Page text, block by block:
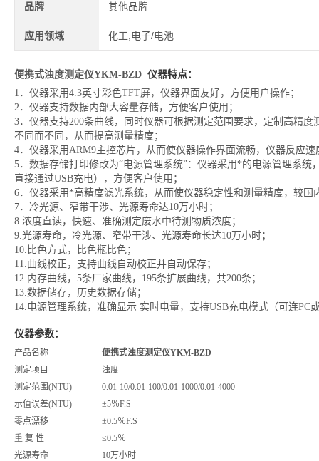
品牌 其他品牌
应用领域 化工,电子/电池
便携式浊度测定仪YKM-BZD 仪器特点：
1．仪器采用4.3英寸彩色TFT屏，仪器界面友好，方便用户操作；
2．仪器支持数据内部大容量存储，方便客户使用；
3．仪器支持200条曲线，同时仪器可根据测定范围要求，定制高精
不同而不同，从而提高测量精度；
4．仪器采用ARM9主控芯片，从而使仪器操作界面流畅，仪器反应
5．数据存储打印修改为“电源管理系统”：仪器采用*的电源管理系
直接通过USB充电），方便客户使用；
6．仪器采用*高精度滤光系统，从而使仪器稳定性和测量精度，较国
7．冷光源、窄带干涉、光源寿命达10万小时；
8.浓度直读，快速、准确测定废水中待测物质浓度；
9.光源寿命，冷光源、窄带干涉、光源寿命长达10万小时；
10.比色方式，比色瓶比色；
11.曲线校正，支持曲线自动校正并自动保存；
12.内存曲线，5条厂家曲线，195条扩展曲线，共200条；
13.数据储存，历史数据存储；
14.电源管理系统，准确显示 实时电量，支持USB充电模式（可连PC
仪器参数：
产品名称
便携式浊度测定仪YKM-BZD
测定项目
浊度
测定范围(NTU)
0.01-10/0.01-100/0.01-1000/0.01-4000
示值误差(NTU)
±5％F.S
零点漂移
±0.5％F.S
重 复 性
≤0.5％
光源寿命
10万小时